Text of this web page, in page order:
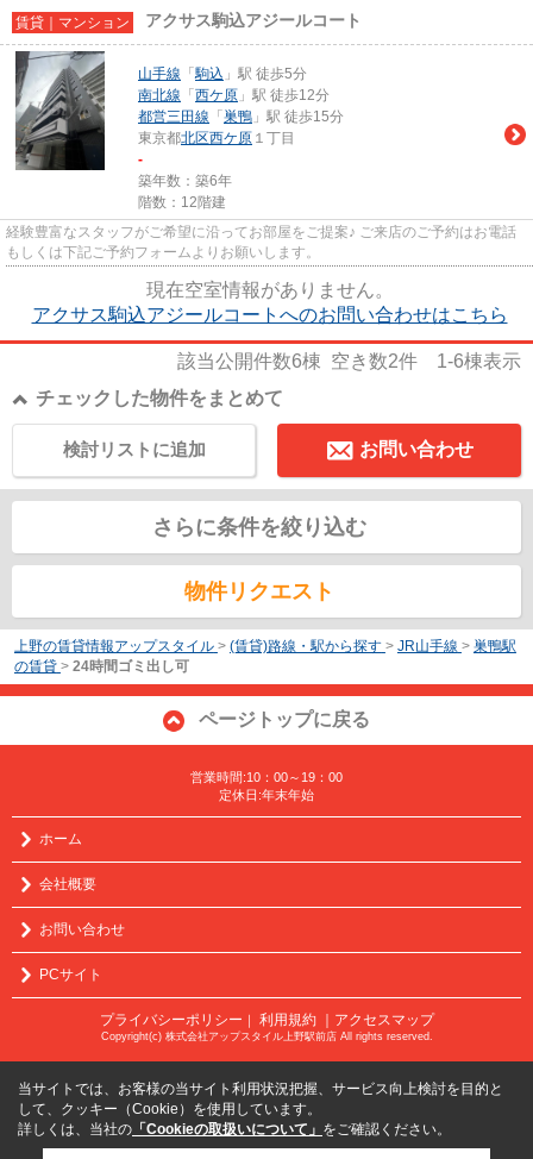
賃貸｜マンション アクサス駒込アジールコート
山手線 「駒込 」駅 徒歩5分
南北線 「 西ケ原 」駅 徒歩12分
都営三田線 「 巣鴨 」駅 徒歩15分
東京都北区西ケ原 １丁目
-
築年数：築6年
階数：12階建
経験豊富なスタッフがご希望に沿ってお部屋をご提案♪ ご来店のご予約はお電話
もしくは下記ご予約フォームよりお願いします。
現在空室情報がありません。
アクサス駒込アジールコートへのお問い合わせはこちら
該当公開件数6棟 空き数2件 1-6棟表示
チェックした物件をまとめて
お問い合わせ
検討リストに追加
さらに条件を絞り込む
物件リクエスト
上野の賃貸情報アップスタイル > (賃貸)路線・駅から探す > JR山手線 > 巣鴨駅
の賃貸 > 24時間ゴミ出し可
ページトップに戻る
営業時間:10：00～19：00
定休日:年末年始
ホーム
会社概要
お問い合わせ
PCサイト
プライバシーポリシー ｜ 利用規約 ｜アクセスマップ
Copyright(c) 株式会社アップスタイル上野駅前店 All rights reserved.
当サイトでは、お客様の当サイト利用状況把握、サービス向上検討を目的と
して、クッキー（Cookie）を使用しています。
詳しくは、当社の 「Cookieの取扱いについて」 をご確認ください。